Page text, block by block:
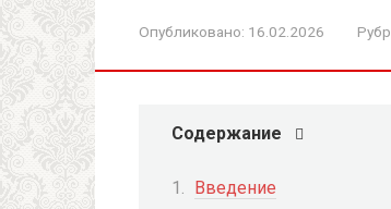
Опубликовано: 16.02.2026
Содержание
Введение